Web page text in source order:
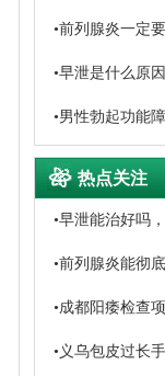
•前列腺炎一定
•早泄是什么原
•男性勃起功能
方法
热点关注
•早泄能治好吗
•前列腺炎能彻
•成都阳痿检查
• 义乌包皮过长